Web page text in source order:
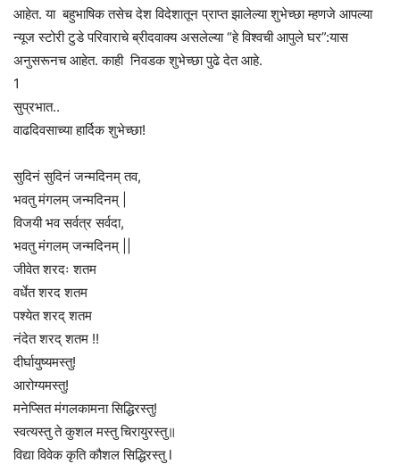
आहेत. या बहुभाषिक तसेच देश विदेशातून प्राप्त झालेल्या शुभेच्छा म्हणजे आपल्या
न्यूज स्टोरी टुडे परिवाराचे ब्रीदवाक्य असलेल्या “हे विश्वची आपुले घर”:यास
अनुसरूनच आहेत. काही निवडक शुभेच्छा पुढे देत आहे.
1
सुप्रभात..
वाढदिवसाच्या हार्दिक शुभेच्छा!
सुदिनं सुदिनं जन्मदिनम् तव,
भवतु मंगलम् जन्मदिनम् |
विजयी भव सर्वत्र सर्वदा,
भवतु मंगलम् जन्मदिनम् ||
जीवेत शरदः शतम
वर्धेत शरद शतम
पश्येत शरद् शतम
नंदेत शरद् शतम !!
दीर्घायुष्यमस्तु!
आरोग्यमस्तु!
मनेप्सित मंगलकामना सिद्धिरस्तु!
स्वत्यस्तु ते कुशल मस्तु चिरायुरस्तु॥
विद्या विवेक कृति कौशल सिद्धिरस्तु l